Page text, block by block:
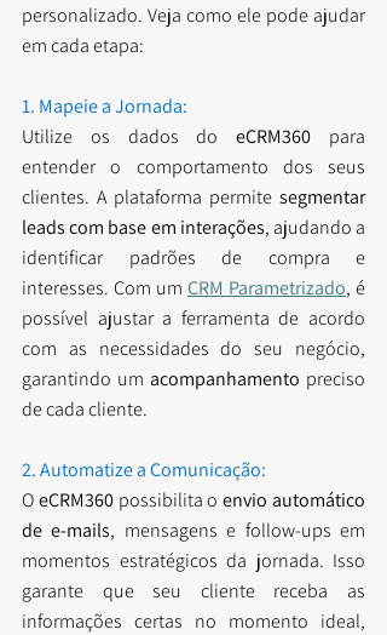
personalizado. Veja como ele pode ajudar
em cada etapa:
1. Mapeie a Jornada:
Utilize os dados do eCRM360 para
entender o comportamento dos seus
clientes. A plataforma permite segmentar
leads com base em interações, ajudando a
identificar padrões de compra e
interesses. Com um CRM Parametrizado, é
possível ajustar a ferramenta de acordo
com as necessidades do seu negócio,
garantindo um acompanhamento preciso
de cada cliente.
2. Automatize a Comunicação:
O eCRM360 possibilita o envio automático
de e-mails, mensagens e follow-ups em
momentos estratégicos da jornada. Isso
garante que seu cliente receba as
informações certas no momento ideal,